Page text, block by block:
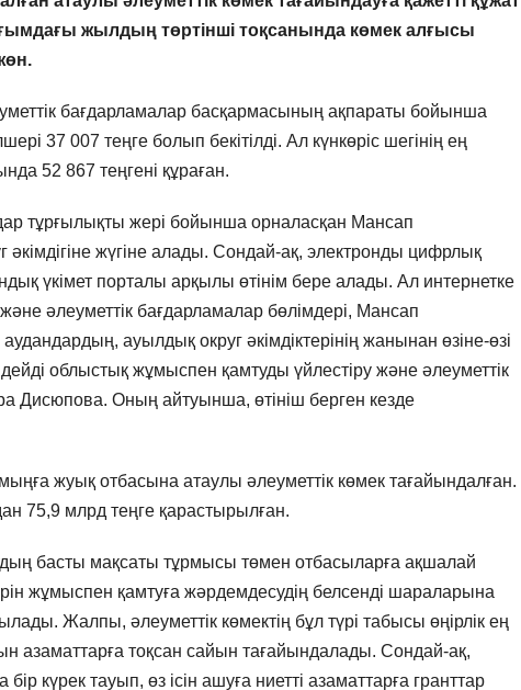
жылдың төртінші тоқсанында көмек алғысы
бағдарламалар басқармасының ақпараты бойынша
37 007 теңге болып бекітілді. Ал күнкөріс шегінің ең
52 867 теңгені құраған.
тұрғылықты жері бойынша орналасқан Мансап
жүгіне алады. Сондай-ақ, электронды цифрлық
үкімет порталы арқылы өтінім бере алады. Ал интернетке
әлеуметтік бағдарламалар бөлімдері, Мансап
ауылдық округ әкімдіктерінің жанынан өзіне-өзі
облыстық жұмыспен қамтуды үйлестіру және әлеуметтік
Оның айтуынша, өтініш берген кезде
жуық отбасына атаулы әлеуметтік көмек тағайындалған.
75,9 млрд теңге қарастырылған.
басты мақсаты тұрмысы төмен отбасыларға ақшалай
жұмыспен қамтуға жәрдемдесудің белсенді шараларына
Жалпы, әлеуметтік көмектің бұл түрі табысы өңірлік ең
азаматтарға тоқсан сайын тағайындалады. Сондай-ақ,
күрек тауып, өз ісін ашуға ниетті азаматтарға гранттар